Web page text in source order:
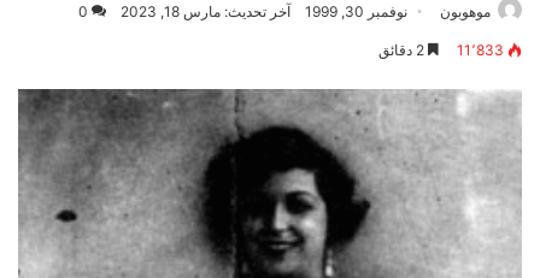
موهوبون نوفمبر 30, 1999 آخر تحديث: مارس 18, 2023 0
11٬833